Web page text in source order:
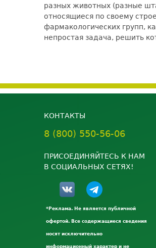
разных животных (разные
относящиеся по своему
фармакологических групп,
непростая задача, решить
КОНТАКТЫ
8 (800) 550-56-06
ПРИСОЕДИНЯЙТЕСЬ К НАМ
В СОЦИАЛЬНЫХ СЕТЯХ!
*Реклама. Не является публичной
офертой. Все содержащиеся сведения
носят исключительно
информационный характер и не